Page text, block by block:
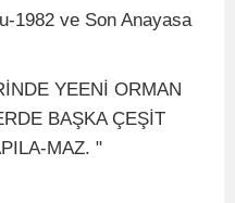
1982 ve Son Anayasa
YEENİ ORMAN
BAŞKA ÇEŞİT
MAZ. "